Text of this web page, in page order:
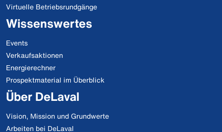
Virtuelle Betriebsrundgänge
Wissenswertes
Events
Verkaufsaktionen
Energierechner
Prospektmaterial im Überblick
Über DeLaval
Vision, Mission und Grundwerte
Arbeiten bei DeLaval